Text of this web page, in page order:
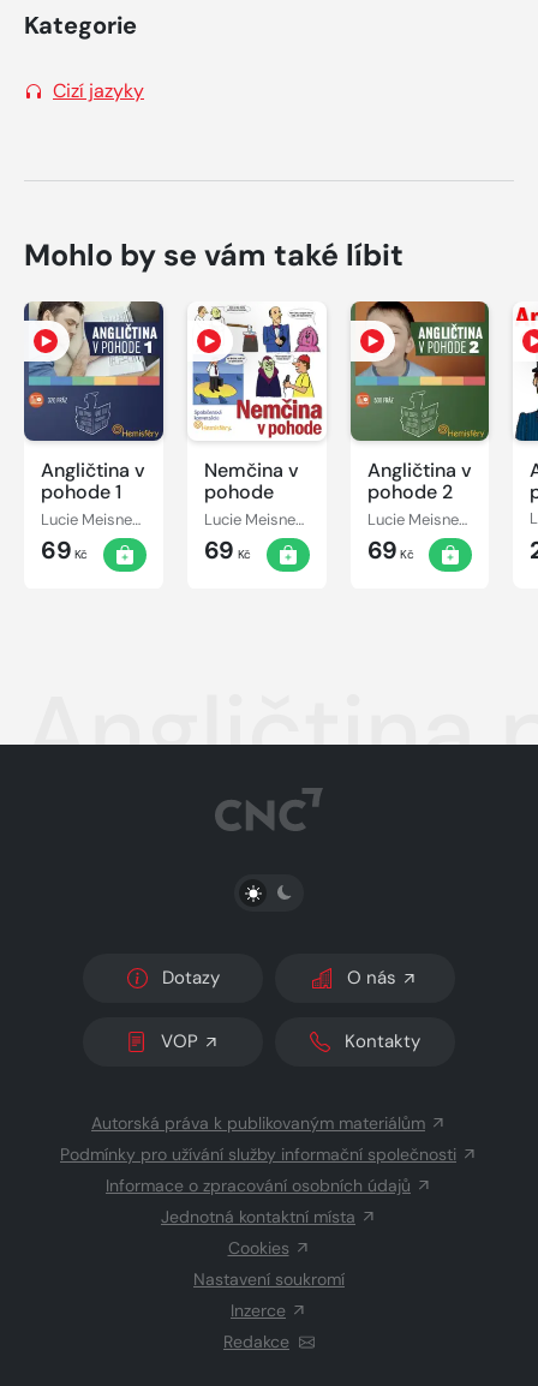
Kategorie
Cizí jazyky
Mohlo by se vám také líbit
Angličtina v
pohode 1
Lucie Meisnerová, Roman Baroš, Ingrid Masárová
69 Kč
Nemčina v
pohode
Lucie Meisnerová
69 Kč
Angličtina v
pohode 2
Lucie Meisnerová, Roman Baroš, Ingrid Masárová
69 Kč
Angličtina
PŘEPNOUT SVĚTLÝ/TMAVÝ REŽIM
Dotazy O nás
VOP Kontakty
Autorská práva k publikovaným materiálům
Podmínky pro užívání služby informační společnosti
Informace o zpracování osobních údajů
Jednotná kontaktní místa
Cookies
Nastavení soukromí
Inzerce
Redakce